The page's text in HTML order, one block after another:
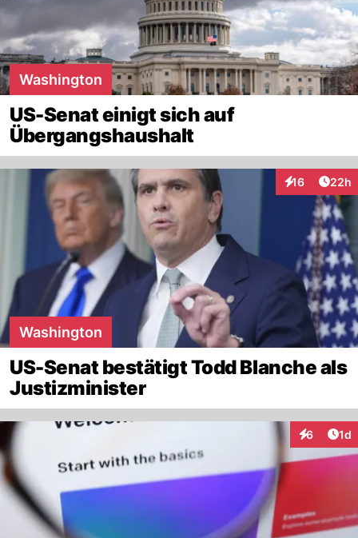
Washington
US-Senat einigt sich auf
Übergangshaushalt
16
Interaktionen
22h
Washington
US-Senat bestätigt Todd Blanche als
Justizminister
6 1d